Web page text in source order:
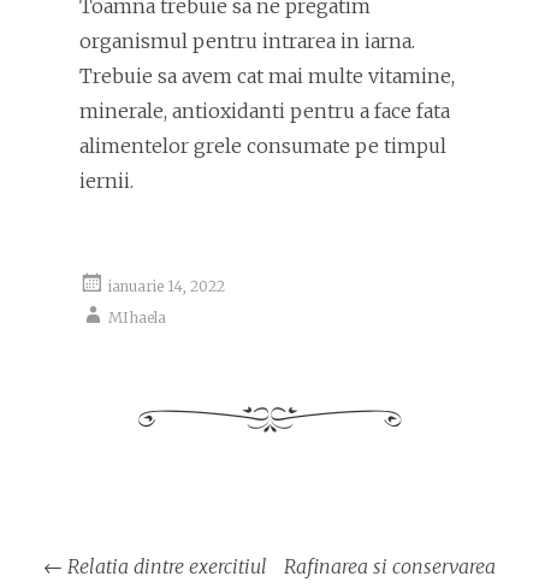
Toamna trebuie sa ne pregatim
organismul pentru intrarea in iarna.
Trebuie sa avem cat mai multe vitamine,
minerale, antioxidanti pentru a face fata
alimentelor grele consumate pe timpul
iernii.
ianuarie 14, 2022
MIhaela
Navigare
← Relatia dintre exercitiul Rafinarea si conservarea